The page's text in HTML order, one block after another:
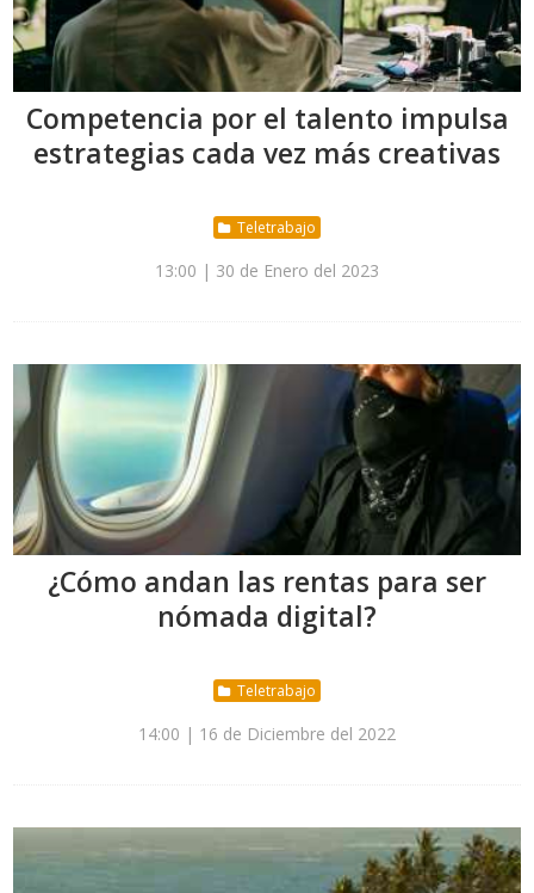
Competencia por el talento impulsa
estrategias cada vez más creativas
Teletrabajo
13:00 | 30 de Enero del 2023
¿Cómo andan las rentas para ser
nómada digital?
Teletrabajo
14:00 | 16 de Diciembre del 2022